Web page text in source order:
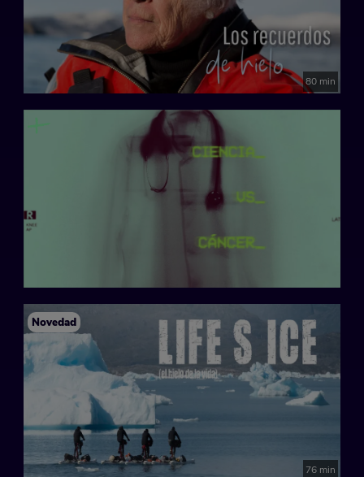
80 min
Novedad
76 min